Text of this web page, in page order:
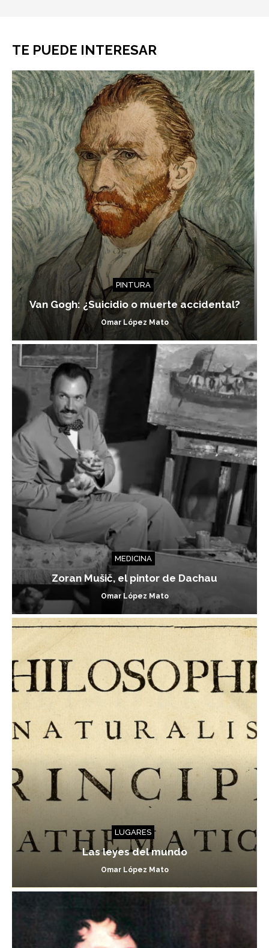
TE PUEDE INTERESAR
PINTURA
Van Gogh: ¿Suicidio o muerte accidental?
Omar López Mato
MEDICINA
Zoran Mušič, el pintor de Dachau
Omar López Mato
LUGARES
Las leyes del mundo
Omar López Mato